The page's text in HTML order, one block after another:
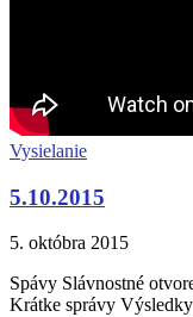
Vysielanie
5.10.2015
5. októbra 2015
Spávy Slávnostné
Krátke správy